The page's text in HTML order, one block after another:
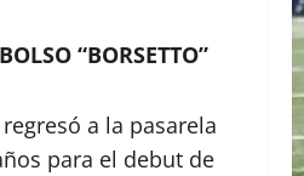
“BORSETTO”
a la pasarela
para el debut de